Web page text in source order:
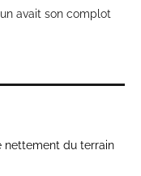
avait son complot
nettement du terrain